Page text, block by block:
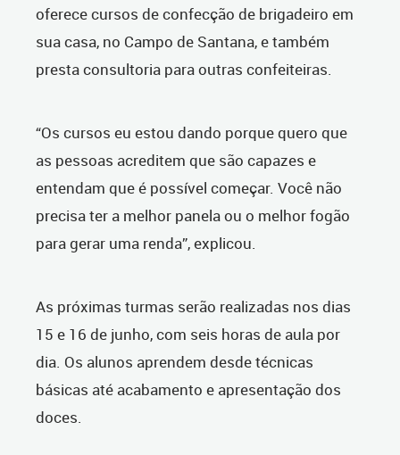
oferece cursos de confecção de brigadeiro em
sua casa, no Campo de Santana, e também
presta consultoria para outras confeiteiras.
“Os cursos eu estou dando porque quero que
as pessoas acreditem que são capazes e
entendam que é possível começar. Você não
precisa ter a melhor panela ou o melhor fogão
para gerar uma renda”, explicou.
As próximas turmas serão realizadas nos dias
15 e 16 de junho, com seis horas de aula por
dia. Os alunos aprendem desde técnicas
básicas até acabamento e apresentação dos
doces.